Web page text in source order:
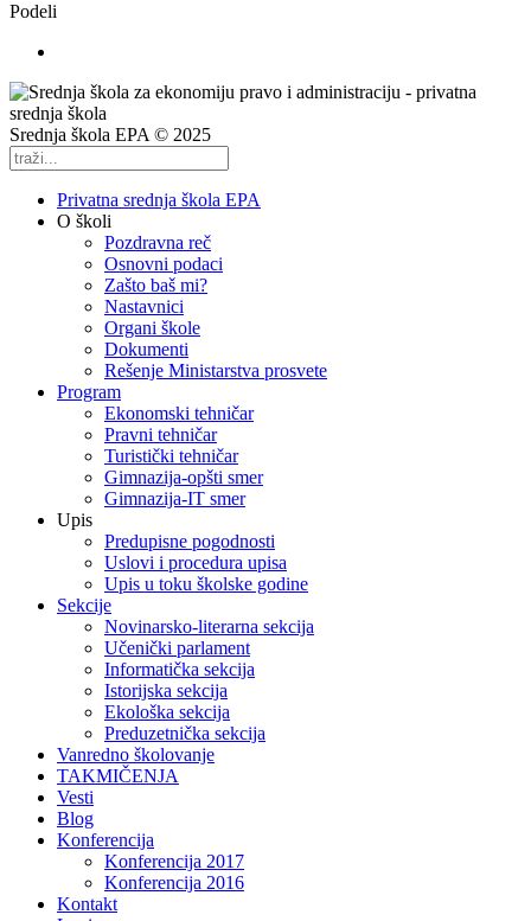
Podeli
Srednja škola EPA © 2025
Privatna srednja škola EPA
O školi
Pozdravna reč
Osnovni podaci
Zašto baš mi?
Nastavnici
Organi škole
Dokumenti
Rešenje Ministarstva prosvete
Program
Ekonomski tehničar
Pravni tehničar
Turistički tehničar
Gimnazija-opšti smer
Gimnazija-IT smer
Upis
Predupisne pogodnosti
Uslovi i procedura upisa
Upis u toku školske godine
Sekcije
Novinarsko-literarna sekcija
Učenički parlament
Informatička sekcija
Istorijska sekcija
Ekološka sekcija
Preduzetnička sekcija
Vanredno školovanje
TAKMIČENJA
Vesti
Blog
Konferencija
Konferencija 2017
Konferencija 2016
Kontakt